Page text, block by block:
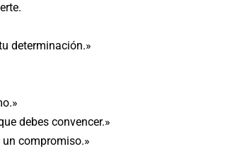
determinación.»
debes convencer.»
un compromiso.»